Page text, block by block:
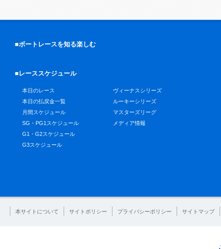
■ボートレースを知る楽しむ
■レーススケジュール
本日のレース
本日の払戻金一覧
月間スケジュール
SG・PG1スケジュール
G1・G2スケジュール
G3スケジュール
ヴィーナスシリーズ
ルーキーシリーズ
マスターズリーグ
メディア情報
本サイトについて サイトポリシー プライバシーポリシー サイトマップ